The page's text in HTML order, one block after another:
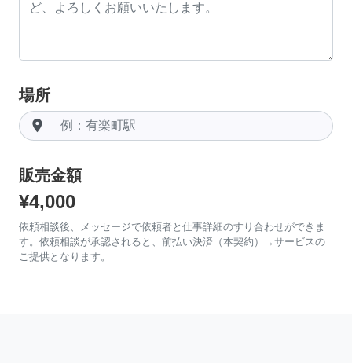
場所
room
販売金額
¥4,000
依頼相談後、メッセージで依頼者と仕事詳細のすり合わせができま
す。依頼相談が承認されると、前払い決済（本契約）→サービスの
ご提供となります。